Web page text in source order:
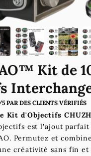
Kit de
PAR DES CLIENTS VÉRIFIÉS
Kit d'Objectifs
est l'ajout
Permutez et
créativité sans fin et